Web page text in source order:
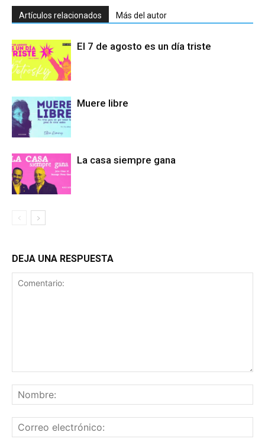
Artículos relacionados Más del autor
El 7 de agosto es un día triste
Muere libre
La casa siempre gana
DEJA UNA RESPUESTA